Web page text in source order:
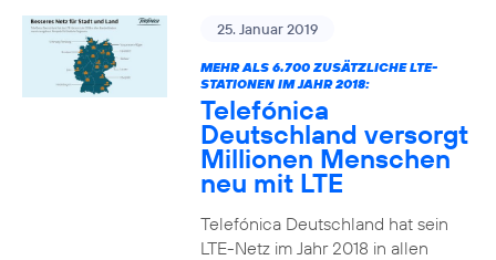
25. Januar 2019
MEHR ALS 6.700 ZUSÄTZLICHE LTE-
STATIONEN IM JAHR 2018:
Telefónica
Deutschland versorgt
Millionen Menschen
neu mit LTE
Telefónica Deutschland hat sein
LTE-Netz im Jahr 2018 in allen